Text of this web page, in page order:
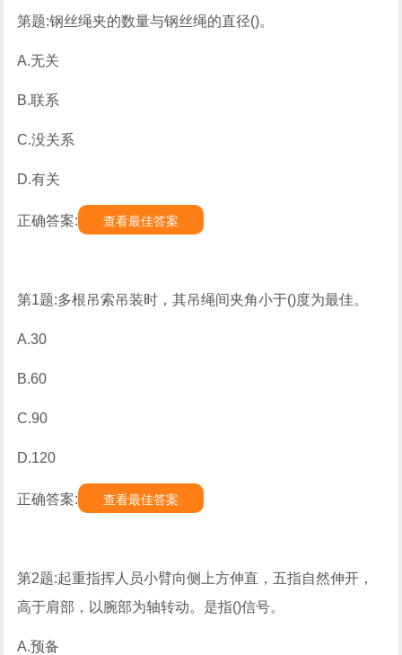
第题:钢丝绳夹的数量与钢丝绳的直径()。
A.无关
B.联系
C.没关系
D.有关
正确答案: 查看最佳答案
第1题:多根吊索吊装时，其吊绳间夹角小于()度为最佳。
A.30
B.60
C.90
D.120
正确答案: 查看最佳答案
第2题:起重指挥人员小臂向侧上方伸直，五指自然伸开，
高于肩部，以腕部为轴转动。是指()信号。
A.预备